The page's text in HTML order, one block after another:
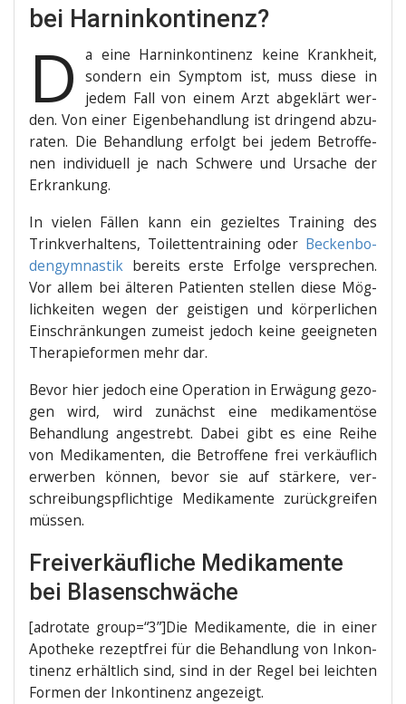
bei Harninkontinenz?
D a eine Harn­in­kon­ti­nenz kei­ne Krank­heit,
son­dern ein Sym­ptom ist, muss die­se in
jedem Fall von einem Arzt abge­klärt wer­
den. Von einer Eigen­be­hand­lung ist drin­gend abzu­
ra­ten. Die Behand­lung erfolgt bei jedem Betrof­fe­
nen indi­vi­du­ell je nach Schwe­re und Ursa­che der
Erkrankung.
In vie­len Fäl­len kann ein geziel­tes Trai­ning des
Trink­ver­hal­tens, Toi­let­ten­trai­ning oder Becken­bo­
den­gym­nas­tik bereits ers­te Erfol­ge ver­spre­chen.
Vor allem bei älte­ren Pati­en­ten stel­len die­se Mög­
lich­kei­ten wegen der geis­ti­gen und kör­per­li­chen
Ein­schrän­kun­gen zumeist jedoch kei­ne geeig­ne­ten
The­ra­pie­for­men mehr dar.
Bevor hier jedoch eine Ope­ra­ti­on in Erwä­gung gezo­
gen wird, wird zunächst eine medi­ka­men­tö­se
Behand­lung ange­strebt. Dabei gibt es eine Rei­he
von Medi­ka­men­ten, die Betrof­fe­ne frei ver­käuf­lich
erwer­ben kön­nen, bevor sie auf stär­ke­re, ver­
schrei­bungs­pflich­ti­ge Medi­ka­men­te zurück­grei­fen
müssen.
Freiverkäufliche Medikamente
bei Blasenschwäche
[adro­ta­te group=“3”]Die Medi­ka­men­te, die in einer
Apo­the­ke rezept­frei für die Behand­lung von Inkon­
ti­nenz erhält­lich sind, sind in der Regel bei leich­ten
For­men der Inkon­ti­nenz angezeigt.